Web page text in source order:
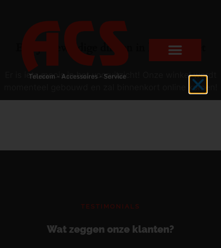
Er zijn geweldige dingen in het verschiet
Er is iets moois in het vooruitzicht! Onze winkel wordt
momenteel gebouwd en zal binnenkort online komen!
TESTIMONIALS
Wat zeggen onze klanten?